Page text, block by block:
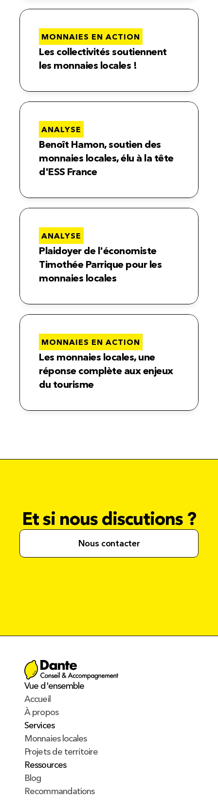
MONNAIES EN ACTION
Les collectivités soutiennent
les monnaies locales !
ANALYSE
Benoît Hamon, soutien des
monnaies locales, élu à la tête
d'ESS France
ANALYSE
Plaidoyer de l'économiste
Timothée Parrique pour les
monnaies locales
MONNAIES EN ACTION
Les monnaies locales, une
réponse complète aux enjeux
du tourisme
Et si nous discutions ?
Nous contacter
Vue d'ensemble
Accueil
À propos
Services
Monnaies locales
Projets de territoire
Ressources
Blog
Recommandations